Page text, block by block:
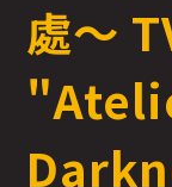
處～